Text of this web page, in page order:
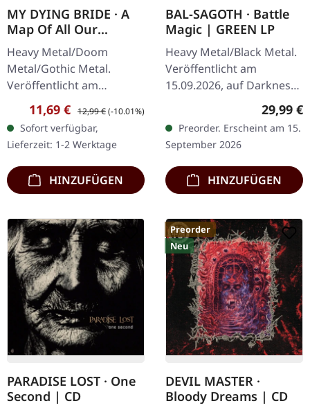
MY DYING BRIDE · A
Map Of All Our
Failures (Re-Release) |
CD
Heavy Metal/Doom
Metal/Gothic Metal.
Veröffentlicht am
15.10.2012, auf Peaceville
Records. CD im Jewelcase.
Das 2012er Werk von My
Dying Bride, „A…
Verkaufspreis:
11,69 € Regulärer Preis:
12,99 €(-10.01%)
Sofort verfügbar,
Lieferzeit: 1-2 Werktage
HINZUFÜGEN
BAL-SAGOTH · Battle
Magic | GREEN LP
Heavy Metal/Black Metal.
Veröffentlicht am
15.09.2026, auf Darkness
Shall Rise Productions.
Grünes Vinyl im Standard-
Cover. Inklusive 20-
seitigem…
29,99 €
Preorder. Erscheint am 15.
September 2026
HINZUFÜGEN
PARADISE LOST · One
Second | CD
Preorder
Neu
DEVIL MASTER ·
Bloody Dreams | CD